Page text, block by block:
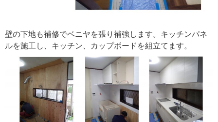
壁の下地も補修でベニヤを張り補強します。キッチンパネ
ルを施工し、キッチン、カップボードを組立てます。